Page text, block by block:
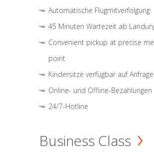
Automatische Flugmitverfolgung
45 Minuten Wartezeit ab
Convenient pickup at precise
point
Kindersitze verfügbar auf Anfrage
Online- und Offline-Bezahlungen
24/7-Hotline
Business Class